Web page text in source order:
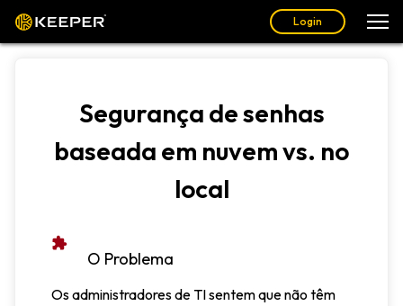
Login
Segurança de senhas
baseada em nuvem vs. no
local
O Problema
Os administradores de TI sentem que não têm